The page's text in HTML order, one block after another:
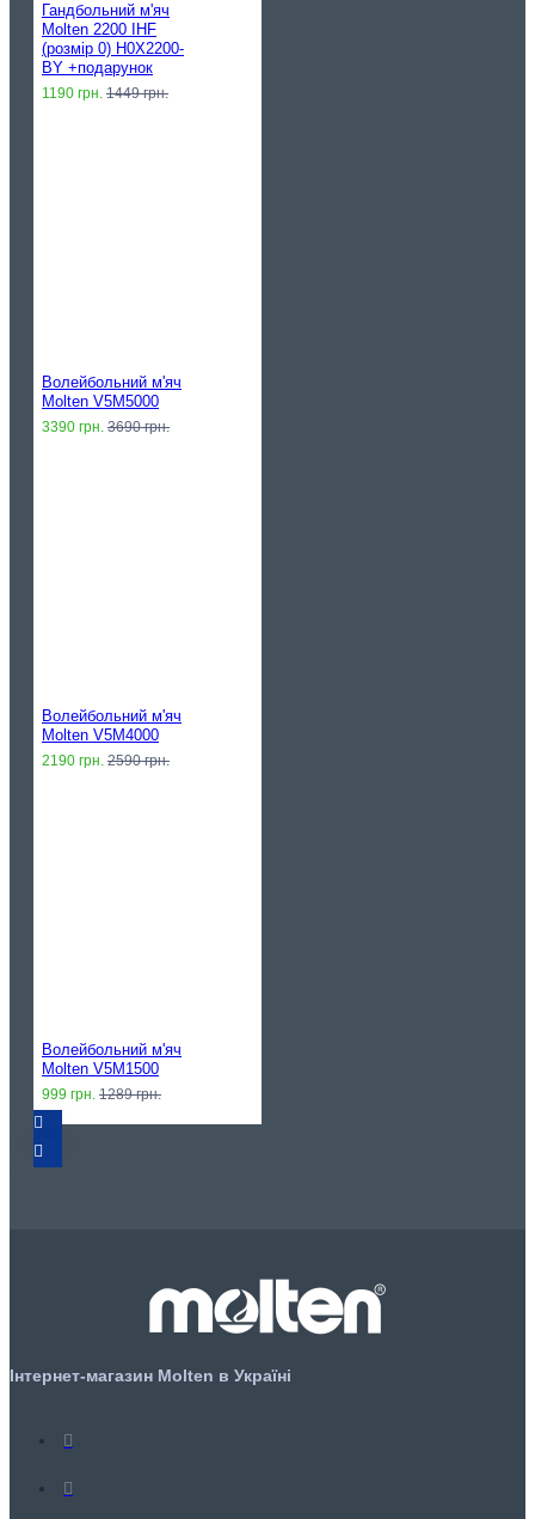
Гандбольний м'яч
Molten 2200 IHF
(розмір 0) H0X2200-
BY +подарунок
1190 грн. 1449 грн.
Волейбольний м'яч
Molten V5M5000
3390 грн. 3690 грн.
Волейбольний м'яч
Molten V5M4000
2190 грн. 2590 грн.
Волейбольний м'яч
Molten V5M1500
999 грн. 1289 грн.
Інтернет-магазин Molten в Україні